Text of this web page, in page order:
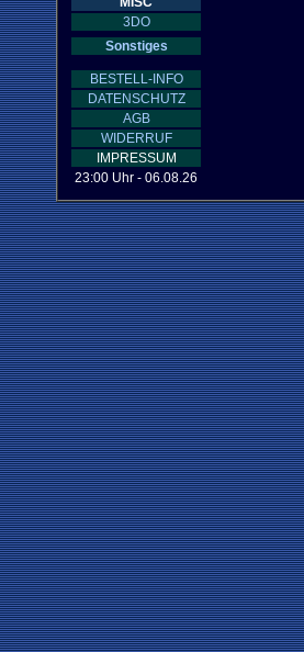
3DO
Sonstiges
BESTELL-INFO
DATENSCHUTZ
AGB
WIDERRUF
IMPRESSUM
23:00 Uhr - 06.08.26